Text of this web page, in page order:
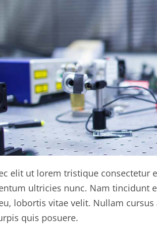
elit ut lorem tristique consectetur
ultricies nunc. Nam tincidunt
lobortis vitae velit. Nullam
quis posuere.